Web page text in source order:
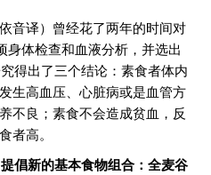
音译）曾经花了两年的时间对
身体检查和血液分析，并选出
得出了三个结论：素食者体内
生高血压、心脏病或是血管方
不良；素食不会造成贫血，反
者高。
倡新的基本食物组合：全麦谷